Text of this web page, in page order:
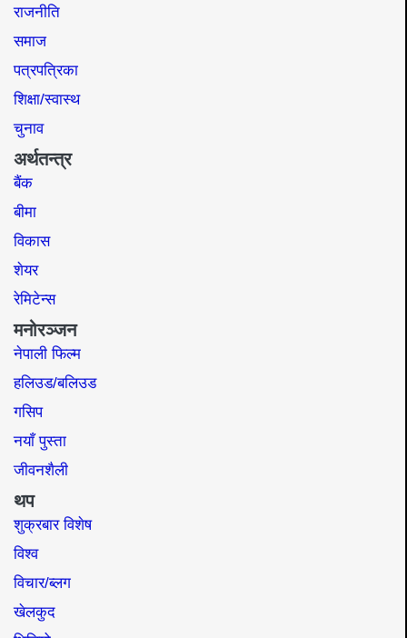
राजनीति
समाज​
पत्रपत्रिका
शिक्षा/स्वास्थ
चुनाव
अर्थतन्त्र
बैंक
बीमा
विकास
शेयर
रेमिटेन्स
मनोरञ्जन
नेपाली फिल्म
हलिउड/बलिउड
गसिप
नयाँ पुस्ता
जीवनशैली
थप
शुक्रबार विशेष
विश्व
विचार/ब्लग
खेलकुद